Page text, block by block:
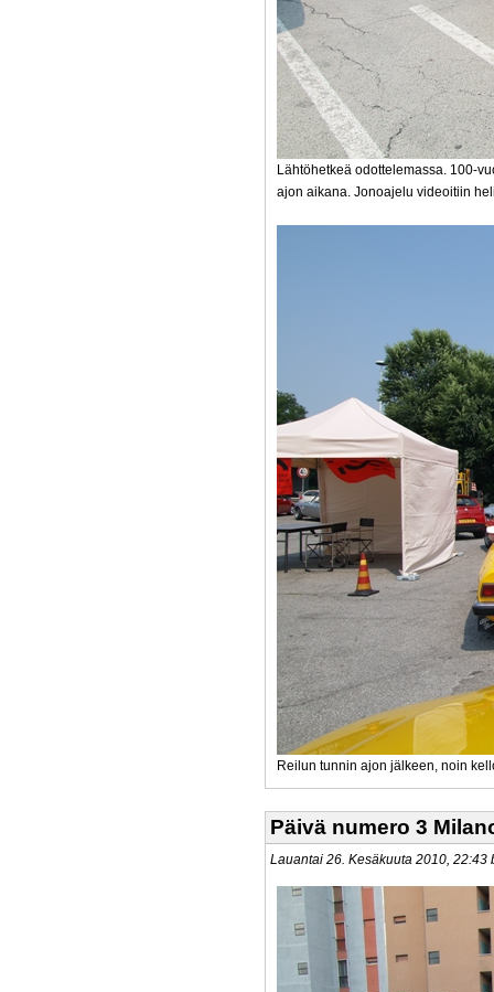
Lähtöhetkeä odottelemassa. 100-
ajon aikana. Jonoajelu videoitiin
Reilun tunnin ajon jälkeen, noin
Päivä numero 3
Lauantai 26. Kesäkuuta 2010, 22:43